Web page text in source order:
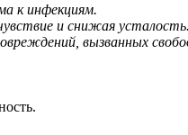
к инфекциям.
и снижая усталость.
вызванных